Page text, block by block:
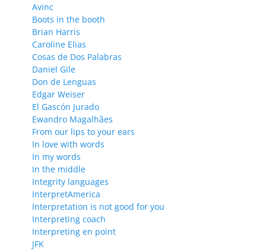
Avinc
Boots in the booth
Brian Harris
Caroline Elias
Cosas de Dos Palabras
Daniel Gile
Don de Lenguas
Edgar Weiser
El Gascón Jurado
Ewandro Magalhães
From our lips to your ears
In love with words
In my words
In the middle
Integrity languages
InterpretAmerica
Interpretation is not good for you
Interpreting coach
Interpreting en point
JFK